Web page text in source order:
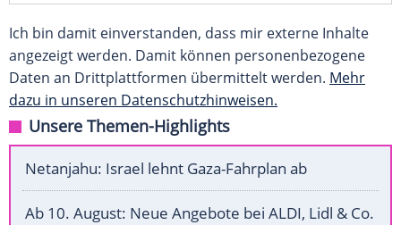
Ich bin damit einverstanden, dass mir externe Inhalte
angezeigt werden. Damit können personenbezogene
Daten an Drittplattformen übermittelt werden. Mehr
dazu in unseren Datenschutzhinweisen.
Unsere Themen-Highlights
Netanjahu: Israel lehnt Gaza-Fahrplan ab
Ab 10. August: Neue Angebote bei ALDI, Lidl & Co.